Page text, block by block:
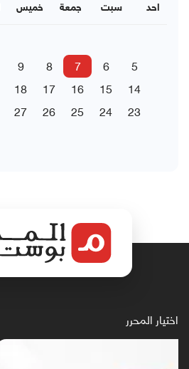
خميس جمعة سبت احد
5
6
7
8
9
14
15
16
17
18
23
24
25
26
27
اختيار المحرر